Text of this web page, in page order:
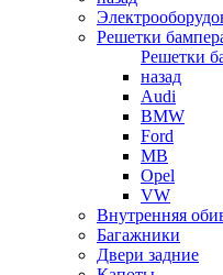
Решетки
Решетки
назад
Audi
BMW
Ford
MB
Opel
VW
Внутренняя
Багажники
Двери задние